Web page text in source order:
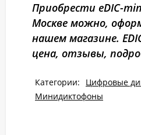
Приобрести eDIC-
Москве можно,
нашем магазине.
цена, отзывы,
Категории:
Цифровые
Минидиктофоны